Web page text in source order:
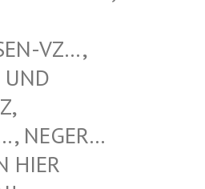
SCH
LES
– W
VER